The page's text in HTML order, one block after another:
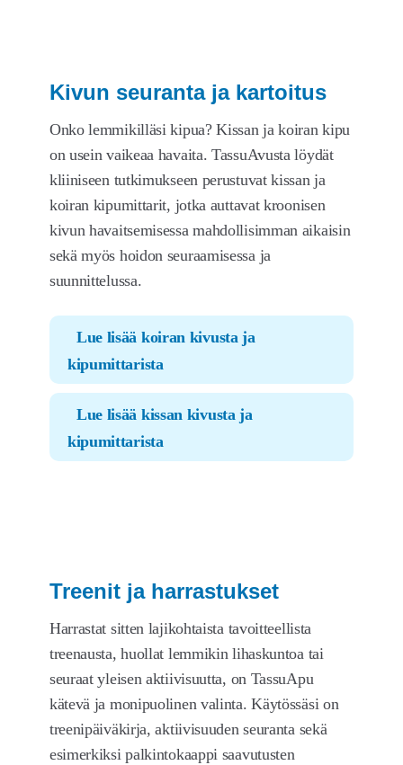
Kivun seuranta ja kartoitus
Onko lemmikilläsi kipua? Kissan ja koiran kipu
on usein vaikeaa havaita. TassuAvusta löydät
kliiniseen tutkimukseen perustuvat kissan ja
koiran kipumittarit, jotka auttavat kroonisen
kivun havaitsemisessa mahdollisimman aikaisin
sekä myös hoidon seuraamisessa ja
suunnittelussa.
Lue lisää koiran kivusta ja
kipumittarista
Lue lisää kissan kivusta ja
kipumittarista
Treenit ja harrastukset
Harrastat sitten lajikohtaista tavoitteellista
treenausta, huollat lemmikin lihaskuntoa tai
seuraat yleisen aktiivisuutta, on TassuApu
kätevä ja monipuolinen valinta. Käytössäsi on
treenipäiväkirja, aktiivisuuden seuranta sekä
esimerkiksi palkintokaappi saavutusten